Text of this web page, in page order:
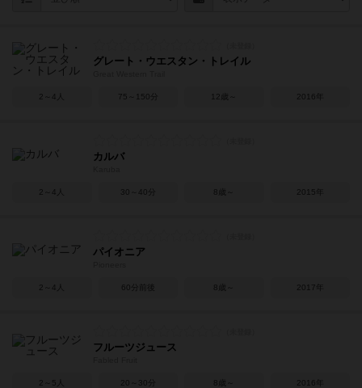
グレート・ウエスタン・トレイル
2～4人 75～150分 12歳～ 2016年
カルバ
2～4人 30～40分 8歳～ 2015年
パイオニア
2～4人 60分前後 8歳～ 2017年
フルーツジュース
2～5人 20～30分 8歳～ 2016年